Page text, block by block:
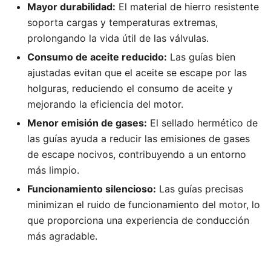
Mayor durabilidad: El material de hierro resistente
soporta cargas y temperaturas extremas,
prolongando la vida útil de las válvulas.
Consumo de aceite reducido: Las guías bien
ajustadas evitan que el aceite se escape por las
holguras, reduciendo el consumo de aceite y
mejorando la eficiencia del motor.
Menor emisión de gases: El sellado hermético de
las guías ayuda a reducir las emisiones de gases
de escape nocivos, contribuyendo a un entorno
más limpio.
Funcionamiento silencioso: Las guías precisas
minimizan el ruido de funcionamiento del motor, lo
que proporciona una experiencia de conducción
más agradable.